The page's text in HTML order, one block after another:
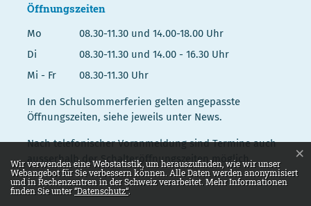
Öffnungszeiten
Mo
08.30-11.30 und 14.00-18.00 Uhr
Di
08.30-11.30 und 14.00 - 16.30 Uhr
Mi - Fr
08.30-11.30 Uhr
In den Schulsommerferien gelten angepasste
Öffnungszeiten, siehe jeweils unter News.
Nach telefonischer Voranmeldung sind Termine auch
ausserhalb der Schalteröffnungszeiten möglich.
Webstatistik
Wir verwenden eine Webstatistik, um herauszufinden, wie wir unser
Webangebot für Sie verbessern können. Alle Daten werden anonymisiert
und in Rechenzentren in der Schweiz verarbeitet. Mehr Informationen
finden Sie unter“Datenschutz“.
×